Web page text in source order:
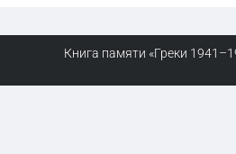
Книга памяти «Греки